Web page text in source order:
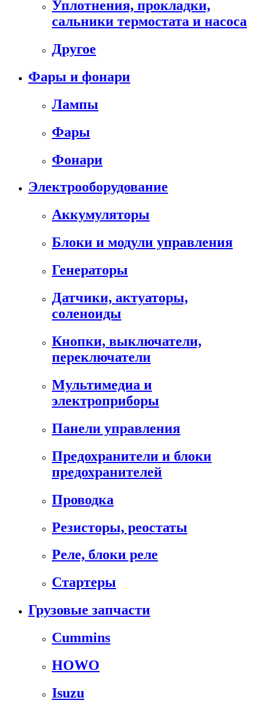
Уплотнения, прокладки,
сальники термостата и насоса
Другое
Фары и фонари
Лампы
Фары
Фонари
Электрооборудование
Аккумуляторы
Блоки и модули управления
Генераторы
Датчики, актуаторы,
соленоиды
Кнопки, выключатели,
переключатели
Мультимедиа и
электроприборы
Панели управления
Предохранители и блоки
предохранителей
Проводка
Резисторы, реостаты
Реле, блоки реле
Стартеры
Грузовые запчасти
Cummins
HOWO
Isuzu